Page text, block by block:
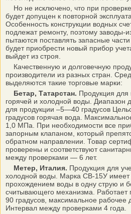
Но не исключено, что при
будет допущен к повторной
Особенность конструкции водных
подлежат ремонту, поэтому заводы-
пытаются поставлять запасные
будет приобрести новый прибор
выйдет из строя.
Качественную и долговечную
производители из разных стран.
выделяются такие торговые марки:
Бетар, Татарстан. Продукция для
горячей и холодной воды. Диапазон
для продукции –5—40 градусов
градусов горячая вода.
1,0 МПа. При необходимости все
запорным клапаном, который
обратном направлении. Товар
проверены и соответствуют
между проверками — 6 лет.
Метер, Италия. Продукция для
холодной воды. Марка СВ-15У имеет
прохождением воды в одну струю и
считывающего механизма. Работает
90 градусов, максимальное рабочее
Интервал между проверками 4 года.